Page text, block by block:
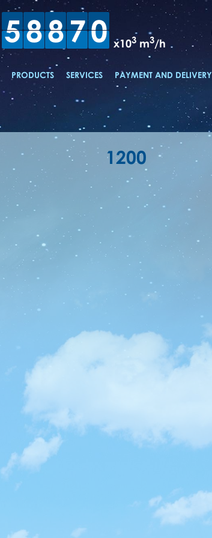
58870 x103 m3/h
PRODUCTS SERVICES PAYMENT AND DELIVERY
1200